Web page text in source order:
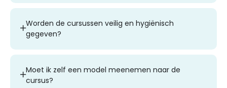
Worden de cursussen veilig en hygiënisch
gegeven?
Moet ik zelf een model meenemen naar de
cursus?